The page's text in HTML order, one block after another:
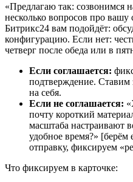
«Предлагаю так: созвонимся
несколько вопросов про
Битрикс24 вам подойдёт:
конфигурацию. Если нет:
четверг после обеда или в
Если соглашается:
подтверждение. Ставим
на себя.
Если не соглашается:
почту короткий
масштаба настраивают
удобное время?» [берём
отправку, фиксируем
Что фиксируем в карточке: